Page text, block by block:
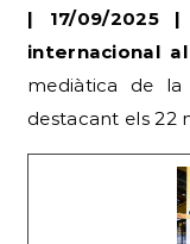
| 17/09/2025 |
internacional
mediàtica de la
destacant els 22